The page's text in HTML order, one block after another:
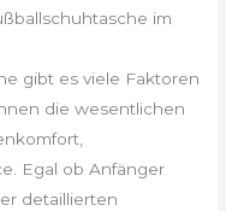
im
gibt es viele Faktoren
die wesentlichen
Egal ob Anfänger
detaillierten